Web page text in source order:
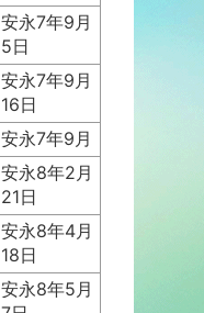
安永7年9月
5日
安永7年9月
16日
安永7年9月
安永8年2月
21日
安永8年4月
18日
安永8年5月